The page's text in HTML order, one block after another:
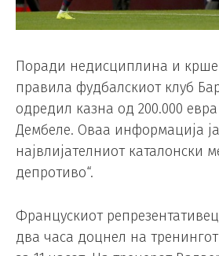
Поради недисциплина и
правила фудбалскиот клуб
одредил казна од 200.000
Дембеле. Оваа информација
највлијателниот каталонски
депротиво“.
Францускиот
два часа доцнел на